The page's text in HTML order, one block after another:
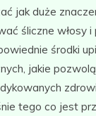
jak duże
śliczne włosy
środki
jakie
tego co jest